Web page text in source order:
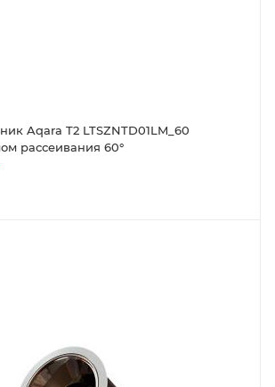
Aqara T2 LTSZNTD01LM_60
рассеивания 60°